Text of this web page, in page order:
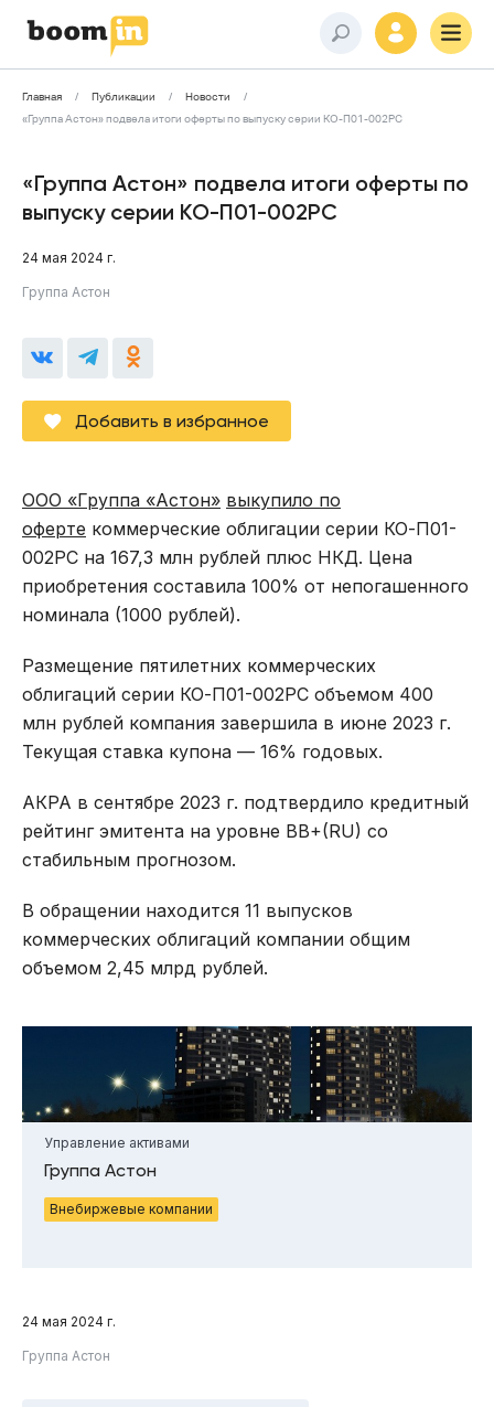
Главная Публикации
Новости
«Группа Астон» подвела итоги оферты по выпуску серии КО-П01-002РС
«Группа Астон» подвела итоги оферты по
выпуску серии КО-П01-002РС
24 мая 2024 г.
Группа Астон
Добавить в избранное
ООО «Группа «Астон» выкупило по
оферте коммерческие облигации серии КО-П01-
002РС на 167,3 млн рублей плюс НКД. Цена
приобретения составила 100% от непогашенного
номинала (1000 рублей).
Размещение пятилетних коммерческих
облигаций серии КО-П01-002РС объемом 400
млн рублей компания завершила в июне 2023 г.
Текущая ставка купона — 16% годовых.
АКРА в сентябре 2023 г. подтвердило кредитный
рейтинг эмитента на уровне BB+(RU) со
стабильным прогнозом.
В обращении находится 11 выпусков
коммерческих облигаций компании общим
объемом 2,45 млрд рублей.
Управление активами
Группа Астон
Внебиржевые компании
24 мая 2024 г.
Группа Астон